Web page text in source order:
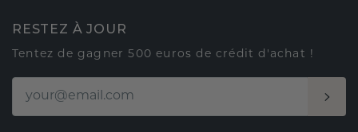
RESTEZ À JOUR
Tentez de gagner 500 euros de crédit d'achat !